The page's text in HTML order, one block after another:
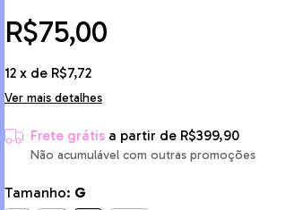
R$75,00
12 x de R$7,72
Ver mais detalhes
Frete grátis a partir de R$399,90
Não acumulável com outras promoções
Tamanho: G